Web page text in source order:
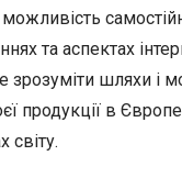
та аспектах
зрозуміти шляхи і
продукції в
світу.